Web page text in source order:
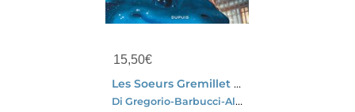
15,50€
Les Soeurs Gremillet Tome 9 : Le Jeu Des Masques
Di Gregorio-Barbucci-Alessandro Barbucci-Giovanni Di Gregorio